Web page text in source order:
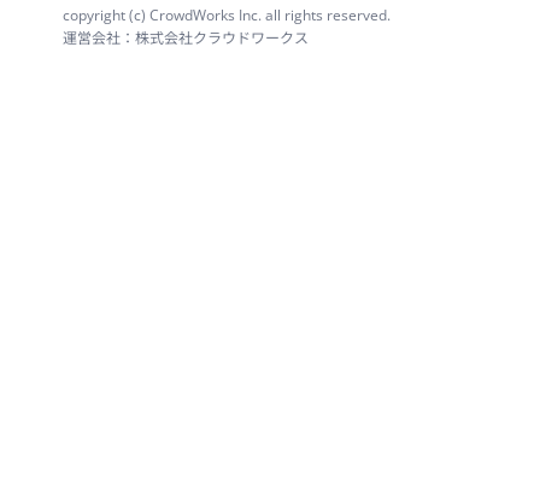
copyright (c) CrowdWorks Inc. all rights reserved.
運営会社：株式会社クラウドワークス